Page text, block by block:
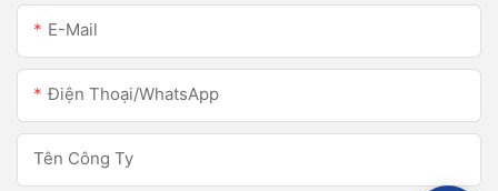
E-Mail
Điện Thoại/WhatsApp
Tên Công Ty